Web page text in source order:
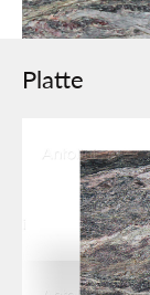
Platte